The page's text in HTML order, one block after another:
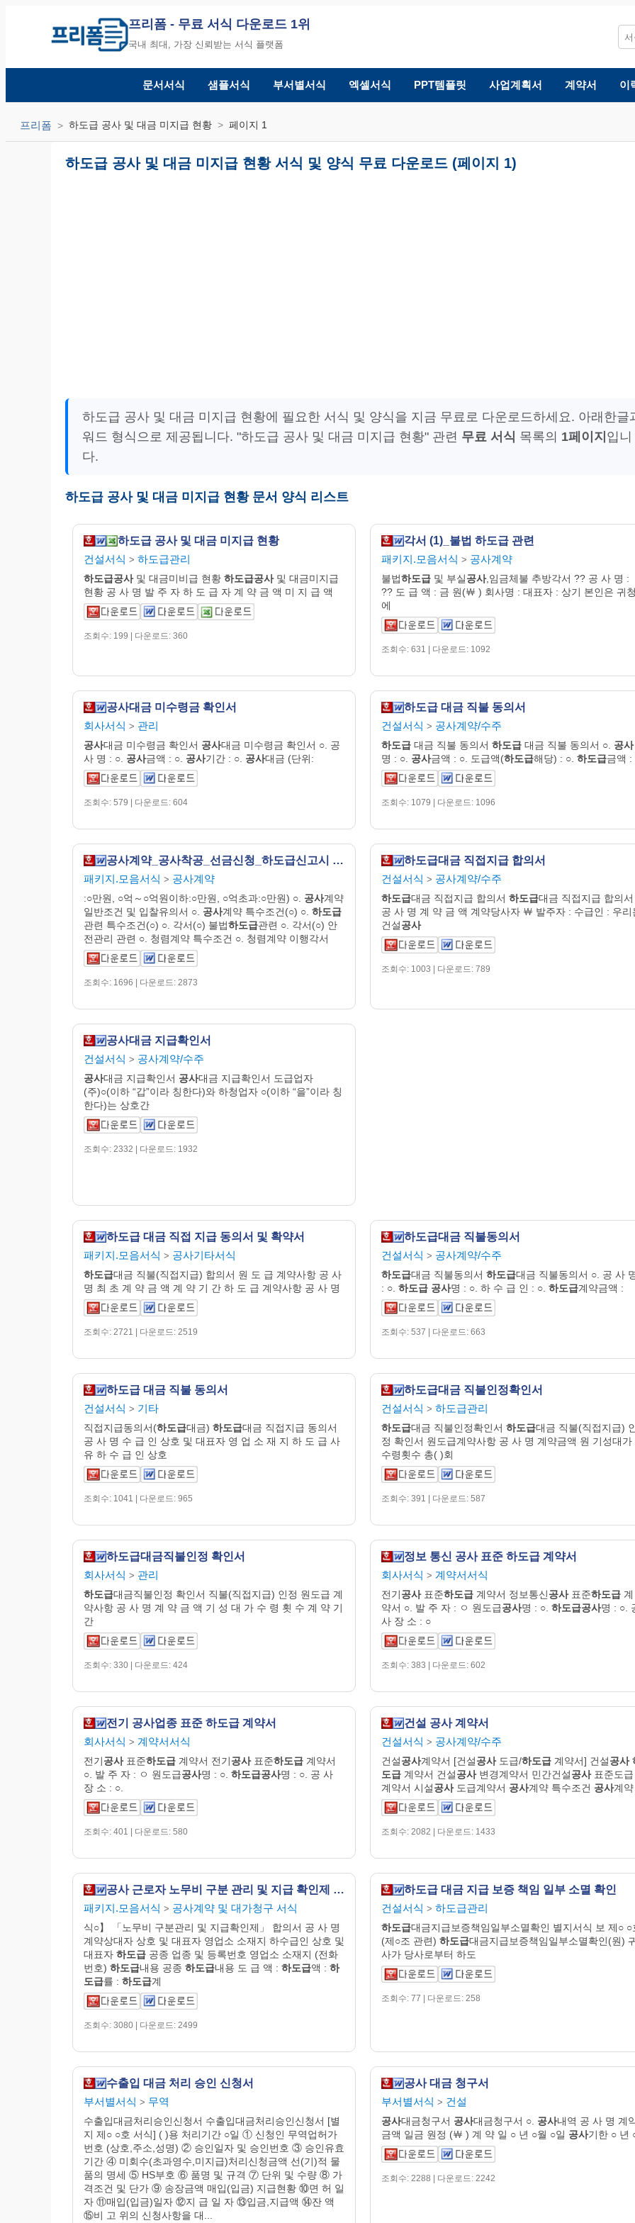
프리폼 - 무료 서식 다운로드 1위
국내 최대, 가장 신뢰받는 서식 플랫폼
문서서식 샘플서식 부서별서식 엑셀서식 PPT템플릿 사업계획서 계약서 이
프리폼 하도급 공사 및 대금 미지급 현황 페이지 1
하도급 공사 및 대금 미지급 현황 서식 및 양식 무료 다운로드 (페이지 1)
하도급 공사 및 대금 미지급 현황에 필요한 서식 및 양식을 지금 무료로 다운로드하세요. 아래한글
워드 형식으로 제공됩니다. "하도급 공사 및 대금 미지급 현황" 관련 무료 서식 목록의 1페이지 입니
다.
하도급 공사 및 대금 미지급 현황 문서 양식 리스트
하도급 공사 및 대금 미지급 현황
건설서식 > 하도급관리
하도급공사및 대금미비급 현황 하도급공사및 대금미지급
현황 공 사 명 발 주 자 하 도 급 자 계 약 금 액 미 지 급 액
조회수: 199 | 다운로드: 360
각서 (1)_불법 하도급 관련
패키지.모음서식 > 공사계약
불법하도급 및 부실공사,임금체불 추방각서 ?? 공 사 명 :
?? 도 급 액 : 금 원(￦ ) 회사명 : 대표자 : 상기 본인은 귀
에
조회수: 631 | 다운로드: 1092
공사대금 미수령금 확인서
회사서식 > 관리
공사대금 미수령금 확인서 공사대금 미수령금 확인서 ○. 공
사 명 : ○. 공사금액 : ○. 공사기간 : ○. 공사대금 (단위:
조회수: 579 | 다운로드: 604
하도급 대금 직불 동의서
건설서식 > 공사계약/수주
하도급 대금 직불 동의서 하도급 대금 직불 동의서 ○. 공사
명 : ○. 공사금액 : ○. 도급액(하도급해당) : ○. 하도급금액 :
조회수: 1079 | 다운로드: 1096
공사계약_공사착공_선금신청_하도급신고시 첨부서류 목차
패키지.모음서식 > 공사계약
:○만원, ○억～○억원이하:○만원, ○억초과:○만원) ○. 공사계약
일반조건 및 입찰유의서 ○. 공사계약 특수조건(○) ○. 하도급
관련 특수조건(○) ○. 각서(○) 불법하도급관련 ○. 각서(○) 안
전관리 관련 ○. 청렴계약 특수조건 ○. 청렴계약 이행각서
조회수: 1696 | 다운로드: 2873
하도급대금 직접지급 합의서
건설서식 > 공사계약/수주
하도급대금 직접지급 합의서 하도급대금 직접지급 합의서
공 사 명 계 약 금 액 계약당사자 ￦ 발주자 : 수급인 : 우리
건설공사
조회수: 1003 | 다운로드: 789
공사대금 지급확인서
건설서식 > 공사계약/수주
공사대금 지급확인서 공사대금 지급확인서 도급업자
(주)○(이하 “갑”이라 칭한다)와 하청업자 ○(이하 “을”이라 칭
한다)는 상호간
조회수: 2332 | 다운로드: 1932
하도급 대금 직접 지급 동의서 및 확약서
패키지.모음서식 > 공사기타서식
하도급대금 직불(직접지급) 합의서 원 도 급 계약사항 공 사
명 최 초 계 약 금 액 계 약 기 간 하 도 급 계약사항 공 사 명
조회수: 2721 | 다운로드: 2519
하도급대금 직불동의서
건설서식 > 공사계약/수주
하도급대금 직불동의서 하도급대금 직불동의서 ○. 공 사
: ○. 하도급 공사명 : ○. 하 수 급 인 : ○. 하도급계약금액 :
조회수: 537 | 다운로드: 663
하도급 대금 직불 동의서
건설서식 > 기타
직접지급동의서(하도급대금) 하도급대금 직접지급 동의서
공 사 명 수 급 인 상호 및 대표자 영 업 소 재 지 하 도 급 사
유 하 수 급 인 상호
조회수: 1041 | 다운로드: 965
하도급대금 직불인정확인서
건설서식 > 하도급관리
하도급대금 직불인정확인서 하도급대금 직불(직접지급)
정 확인서 원도급계약사항 공 사 명 계약금액 원 기성대가
수령횟수 총( )회
조회수: 391 | 다운로드: 587
하도급대금직불인정 확인서
회사서식 > 관리
하도급대금직불인정 확인서 직불(직접지급) 인정 원도급 계
약사항 공 사 명 계 약 금 액 기 성 대 가 수 령 횟 수 계 약 기
간
조회수: 330 | 다운로드: 424
정보 통신 공사 표준 하도급 계약서
회사서식 > 계약서서식
전기공사표준하도급 계약서 정보통신공사표준하도급 계
약서 ○. 발 주 자 : ㅇ 원도급공사명 : ○. 하도급공사명 : ○.
사 장 소 : ○
조회수: 383 | 다운로드: 602
전기 공사업종 표준 하도급 계약서
회사서식 > 계약서서식
전기공사표준하도급 계약서 전기공사표준하도급 계약서
○. 발 주 자 : ㅇ 원도급공사명 : ○. 하도급공사명 : ○. 공 사
장 소 : ○.
조회수: 401 | 다운로드: 580
건설 공사 계약서
건설서식 > 공사계약/수주
건설공사계약서 [건설공사도급/하도급 계약서] 건설공사
도급 계약서 건설공사변경계약서 민간건설공사표준도급
계약서 시설공사도급계약서 공사계약 특수조건 공사계약
조회수: 2082 | 다운로드: 1433
공사 근로자 노무비 구분 관리 및 지급 확인제 합의서
패키지.모음서식 > 공사계약 및 대가청구 서식
식○】 「노무비 구분관리 및 지급확인제」 합의서 공 사 명
계약상대자 상호 및 대표자 영업소 소재지 하수급인 상호 및
대표자 하도급 공종 업종 및 등록번호 영업소 소재지 (전화
번호) 하도급내용 공종 하도급내용 도 급 액 : 하도급액 : 하
도급률 : 하도급계
조회수: 3080 | 다운로드: 2499
하도급 대금 지급 보증 책임 일부 소멸 확인
건설서식 > 하도급관리
하도급대금지급보증책임일부소멸확인 별지서식 보 제○ ○
(제○조 관련) 하도급대금지급보증책임일부소멸확인(원)
사가 당사로부터 하도
조회수: 77 | 다운로드: 258
수출입 대금 처리 승인 신청서
부서별서식 > 무역
수출입대금처리승인신청서 수출입대금처리승인신청서 [별
지 제○ ○호 서식] ( )용 처리기간 ○일 ① 신청인 무역업허가
번호 (상호,주소,성명) ② 승인일자 및 승인번호 ③ 승인유효
기간 ④ 미회수(초과영수,미지급)처리신청금액 선(기)적 물
품의 명세 ⑤ HS부호 ⑥ 품명 및 규격 ⑦ 단위 및 수량 ⑧ 가
격조건 및 단가 ⑨ 송장금액 매입(입금) 지급현황 ⑩면 허 일
자 ⑪매입(입금)일자 ⑫지 급 일 자 ⑬입금,지급액 ⑭잔 액
⑮비 고 위의 신청사항을 대...
공사 대금 청구서
부서별서식 > 건설
공사대금청구서 공사대금청구서 ○. 공사내역 공 사 명 계
금액 일금 원정 (￦ ) 계 약 일 ○ 년 ○월 ○일 공사기한 ○ 년
조회수: 2288 | 다운로드: 2242